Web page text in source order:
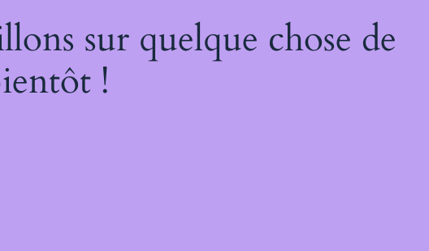
sur quelque chose de
!